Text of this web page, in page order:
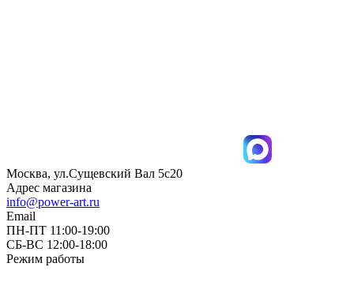
Москва, ул.Сущевский Вал 5с20
Адрес магазина
info@power-art.ru
Email
ПН-ПТ 11:00-19:00
СБ-ВС 12:00-18:00
Режим работы